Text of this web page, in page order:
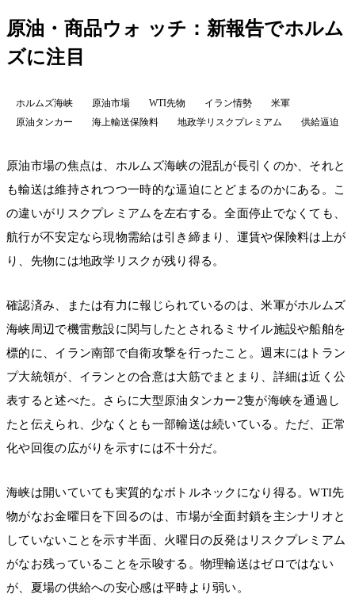
原油・商品ウォ ッチ：新報告でホルム
ズに注目
ホルムズ海峡 原油市場 WTI先物 イラン情勢
米軍
原油タンカー
海上輸送保険料 地政学リスクプレミアム 供給逼迫
原油市場の焦点は、ホルムズ海峡の混乱が長引くのか、それと
も輸送は維持されつつ一時的な逼迫にとどまるのかにある。こ
の違いがリスクプレミアムを左右する。全面停止でなくても、
航行が不安定なら現物需給は引き締まり、運賃や保険料は上が
り、先物には地政学リスクが残り得る。
確認済み、または有力に報じられているのは、米軍がホルムズ
海峡周辺で機雷敷設に関与したとされるミサイル施設や船舶を
標的に、イラン南部で自衛攻撃を行ったこと。週末にはトラン
プ大統領が、イランとの合意は大筋でまとまり、詳細は近く公
表すると述べた。さらに大型原油タンカー2隻が海峡を通過し
たと伝えられ、少なくとも一部輸送は続いている。ただ、正常
化や回復の広がりを示すには不十分だ。
海峡は開いていても実質的なボトルネックになり得る。WTI先
物がなお金曜日を下回るのは、市場が全面封鎖を主シナリオと
していないことを示す半面、火曜日の反発はリスクプレミアム
がなお残っていることを示唆する。物理輸送はゼロではない
が、夏場の供給への安心感は平時より弱い。